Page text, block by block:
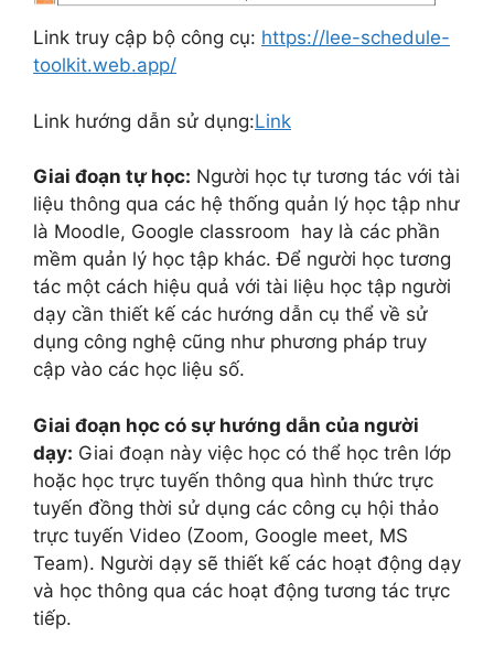
Link truy cập bộ công cụ: https://lee-schedule-
toolkit.web.app/
Link hướng dẫn sử dụng:Link
Giai đoạn tự học: Người học tự tương tác với tài
liệu thông qua các hệ thống quản lý học tập như
là Moodle, Google classroom hay là các phần
mềm quản lý học tập khác. Để người học tương
tác một cách hiệu quả với tài liệu học tập người
dạy cần thiết kế các hướng dẫn cụ thể về sử
dụng công nghệ cũng như phương pháp truy
cập vào các học liệu số.
Giai đoạn học có sự hướng dẫn của người
dạy: Giai đoạn này việc học có thể học trên lớp
hoặc học trực tuyến thông qua hình thức trực
tuyến đồng thời sử dụng các công cụ hội thảo
trực tuyến Video (Zoom, Google meet, MS
Team). Người dạy sẽ thiết kế các hoạt động dạy
và học thông qua các hoạt động tương tác trực
tiếp.